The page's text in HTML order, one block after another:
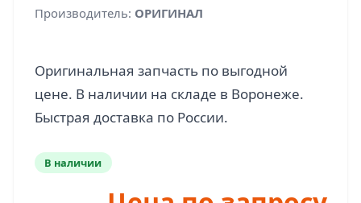
Производитель: ОРИГИНАЛ
Оригинальная запчасть по выгодной
цене. В наличии на складе в Воронеже.
В наличии